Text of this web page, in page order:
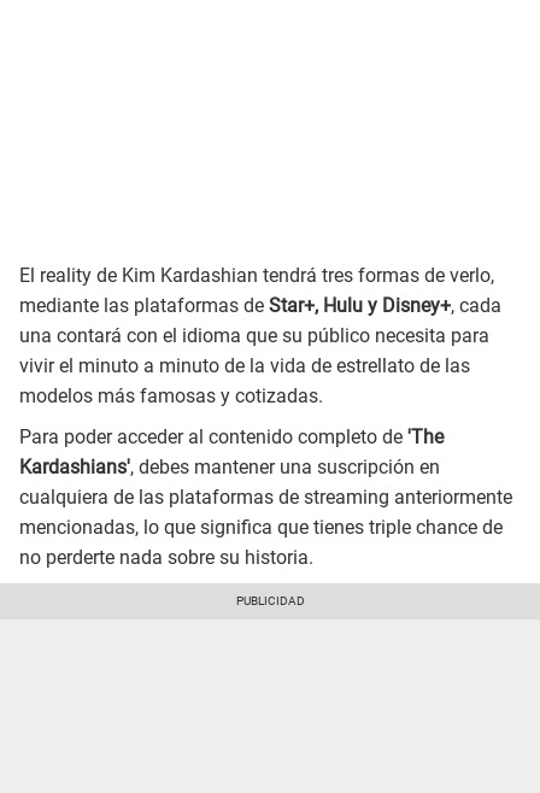
El reality de Kim Kardashian tendrá tres formas de verlo,
mediante las plataformas de Star+, Hulu y Disney+, cada
una contará con el idioma que su público necesita para
vivir el minuto a minuto de la vida de estrellato de las
modelos más famosas y cotizadas.
Para poder acceder al contenido completo de 'The
Kardashians', debes mantener una suscripción en
cualquiera de las plataformas de streaming anteriormente
mencionadas, lo que significa que tienes triple chance de
no perderte nada sobre su historia.